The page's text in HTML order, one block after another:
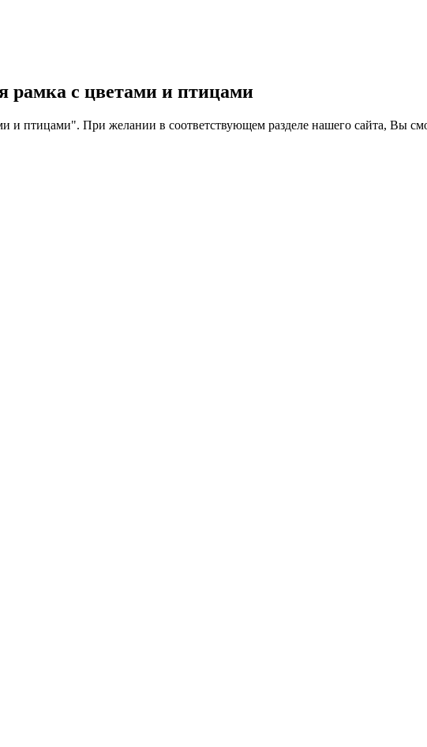
рамка с цветами и птицами
и птицами". При желании в соответствующем разделе нашего сайта, Вы